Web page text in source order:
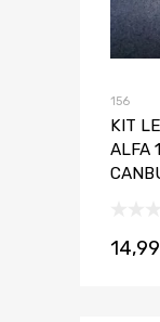
156
KIT
ALFA
14,99